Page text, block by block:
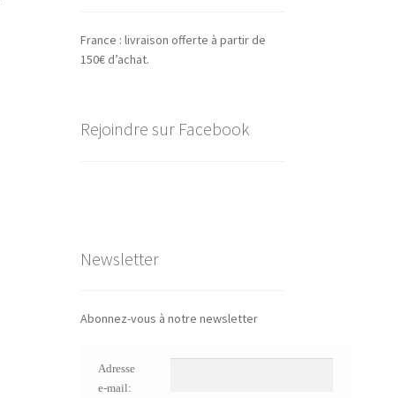
France : livraison offerte à partir de
150€ d’achat.
Rejoindre sur Facebook
Newsletter
Abonnez-vous à notre newsletter
Adresse
e-mail: